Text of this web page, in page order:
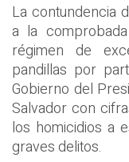
La contundencia
a la
régimen de
pandillas por
Gobierno del
Salvador con
los homicidios a
graves delitos.